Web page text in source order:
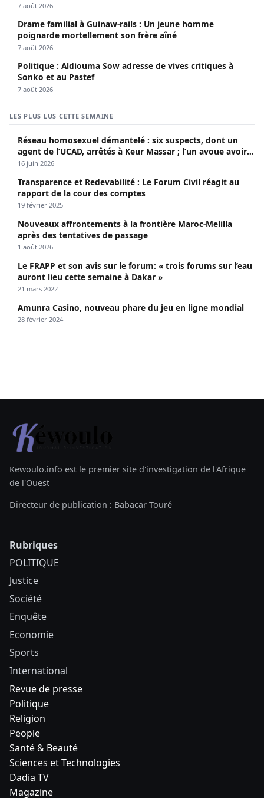
7 août 2026
Drame familial à Guinaw-rails : Un jeune homme
poignarde mortellement son frère aîné
7 août 2026
Politique : Aldiouma Sow adresse de vives critiques à
Sonko et au Pastef
7 août 2026
LES PLUS LUS CETTE SEMAINE
Réseau homosexuel démantelé : six suspects, dont un
agent de l’UCAD, arrêtés à Keur Massar ; l’un avoue avoir
propagé le VIH depuis 2018
16 juin 2026
Transparence et Redevabilité : Le Forum Civil réagit au
rapport de la cour des comptes
19 février 2025
Nouveaux affrontements à la frontière Maroc-Melilla
après des tentatives de passage
1 août 2026
Le FRAPP et son avis sur le forum: « trois forums sur l’eau
auront lieu cette semaine à Dakar »
21 mars 2022
Amunra Casino, nouveau phare du jeu en ligne mondial
28 février 2024
Kewoulo.info est le premier site d'investigation de l'Afrique
de l'Ouest
Directeur de publication : Babacar Touré
Rubriques
POLITIQUE
Justice
Société
Enquête
Economie
Sports
International
Revue de presse
Politique
Religion
People
Santé & Beauté
Sciences et Technologies
Dadia TV
Magazine